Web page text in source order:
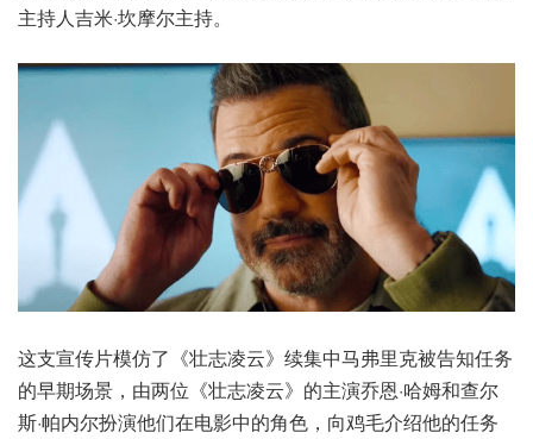
主持人吉米·坎摩尔主持。
这支宣传片模仿了《壮志凌云》续集中马弗里克被告知任务
的早期场景，由两位《壮志凌云》的主演乔恩·哈姆和查尔
斯·帕内尔扮演他们在电影中的角色，向鸡毛介绍他的任务